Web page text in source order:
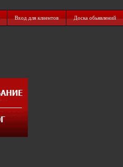
Вход для клиентов Доска обьявлений